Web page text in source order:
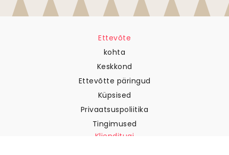
Ettevõte
kohta
Keskkond
Ettevõtte päringud
Küpsised
Privaatsuspoliitika
Tingimused
Klienditugi